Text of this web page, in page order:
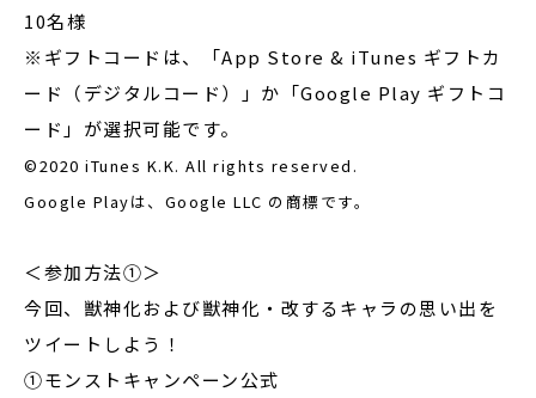
10名様
※ギフトコードは、「App Store & iTunes ギフトカ
ード（デジタルコード）」か「Google Play ギフトコ
ード」が選択可能です。
©2020 iTunes K.K. All rights reserved.
Google Playは、Google LLC の商標です。
＜参加方法①＞
今回、獣神化および獣神化・改するキャラの思い出を
ツイートしよう！
①モンストキャンペーン公式